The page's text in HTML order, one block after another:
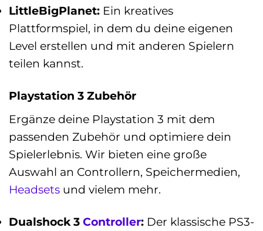
LittleBigPlanet: Ein kreatives
Plattformspiel, in dem du deine eigenen
Level erstellen und mit anderen Spielern
teilen kannst.
Playstation 3 Zubehör
Ergänze deine Playstation 3 mit dem
passenden Zubehör und optimiere dein
Spielerlebnis. Wir bieten eine große
Auswahl an Controllern, Speichermedien,
Headsets und vielem mehr.
Dualshock 3 Controller: Der klassische PS3-